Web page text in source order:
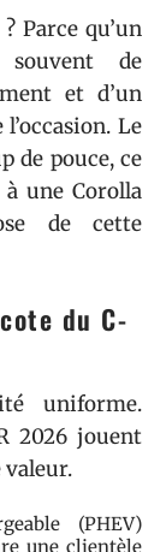
Parce qu’un
de
et d’un
Le
de pouce, ce
une Corolla
de cette
du C-
uniforme.
2026 jouent
(PHEV)
une clientèle